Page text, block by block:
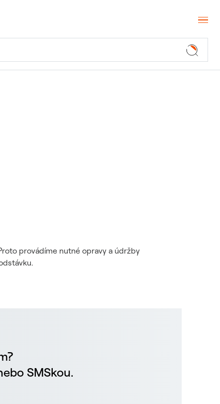
provádíme nutné opravy a údržby
SMSkou.